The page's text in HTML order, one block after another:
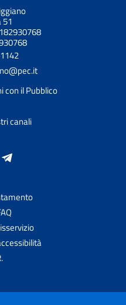
51
con il Pubblico
canali